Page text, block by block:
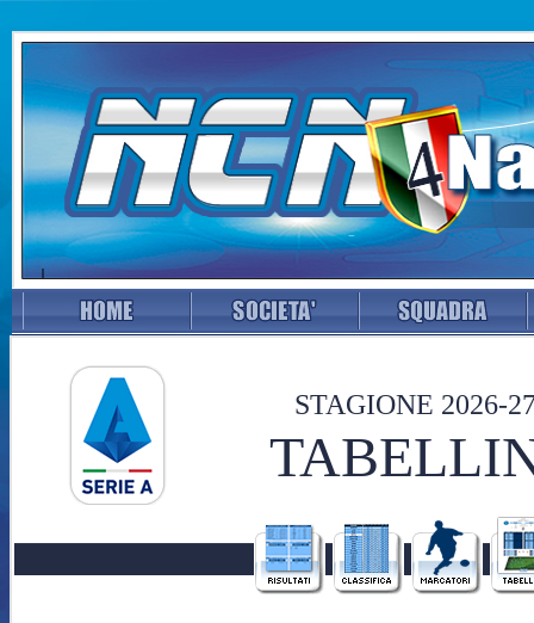
STAGIONE 2026-